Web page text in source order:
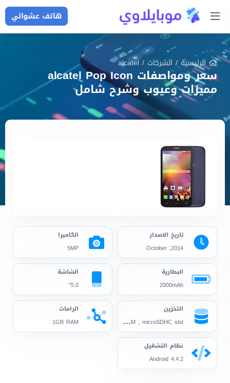
هاتف عشوائي
الرئيسية/ الشركات /
alcatel
سعر ومواصفات alcatel Pop Icon
مميزات وعيوب وشرح شامل
تاريخ الاصدار
2014, October
الكاميرا
5MP
البطارية
2000mAh
الشاشة
5.0"
التخزين
4GB
1GB RAM , microSDHC slot
الرامات
1GB RAM
نظام التشغيل
Android 4.4.2